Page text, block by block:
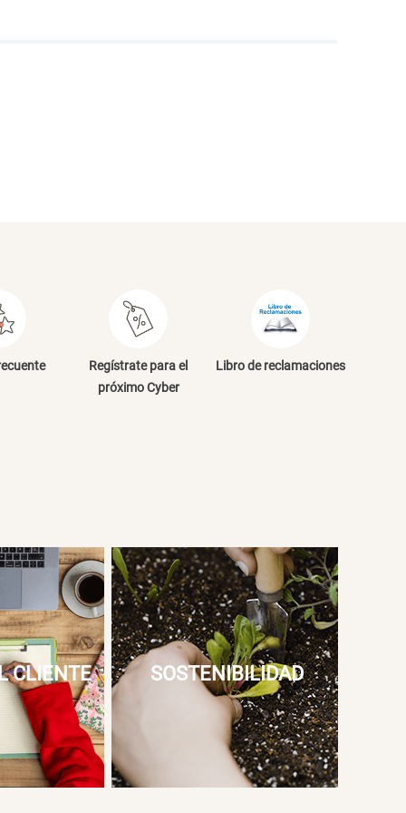
Regístrate para el
próximo Cyber
Libro de reclamaciones
CLIENTE SOSTENIBILIDAD